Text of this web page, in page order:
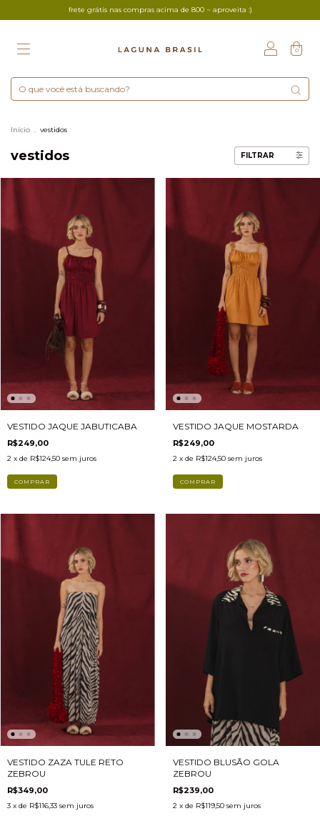
frete grátis nas compras acima de 800 ~ aproveita :)
0
Início . vestidos
vestidos FILTRAR
VESTIDO JAQUE JABUTICABA
R$249,00
2 x de R$124,50 sem juros
COMPRAR
VESTIDO JAQUE MOSTARDA
R$249,00
2 x de R$124,50 sem juros
COMPRAR
VESTIDO ZAZA TULE RETO
ZEBROU
R$349,00
3 x de R$116,33 sem juros
VESTIDO BLUSÃO GOLA
ZEBROU
R$239,00
2 x de R$119,50 sem juros